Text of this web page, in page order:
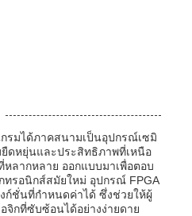
กรมได้ภาคสนามเป็นอุปกรณ์เซมิ
ดหยุ่นและประสิทธิภาพที่เหนือ
ลากหลาย ออกแบบมาเพื่อตอบ
ทรอนิกส์สมัยใหม่ อุปกรณ์ FPGA
ชั่นที่กำหนดค่าได้ ซึ่งช่วยให้ผู้
จิกที่ซับซ้อนได้อย่างง่ายดาย